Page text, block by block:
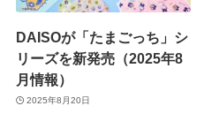
DAISOが「たまごっち」シ
リーズを新発売（2025年8
月情報）
2025年8月20日